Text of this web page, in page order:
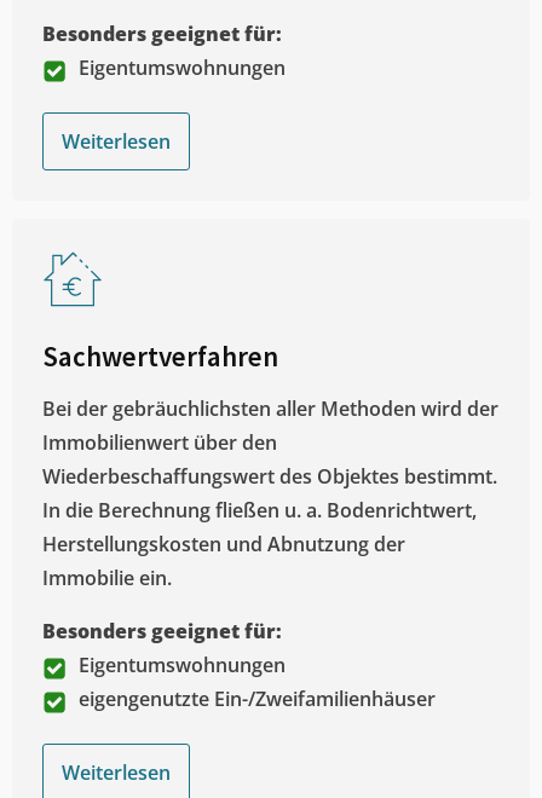
Besonders geeignet für:
Eigentumswohnungen
Weiterlesen
Sachwertverfahren
Bei der gebräuchlichsten aller Methoden wird der
Immobilienwert über den
Wiederbeschaffungswert des Objektes bestimmt.
In die Berechnung fließen u. a. Bodenrichtwert,
Herstellungskosten und Abnutzung der
Immobilie ein.
Besonders geeignet für:
Eigentumswohnungen
eigengenutzte Ein-/Zweifamilienhäuser
Weiterlesen